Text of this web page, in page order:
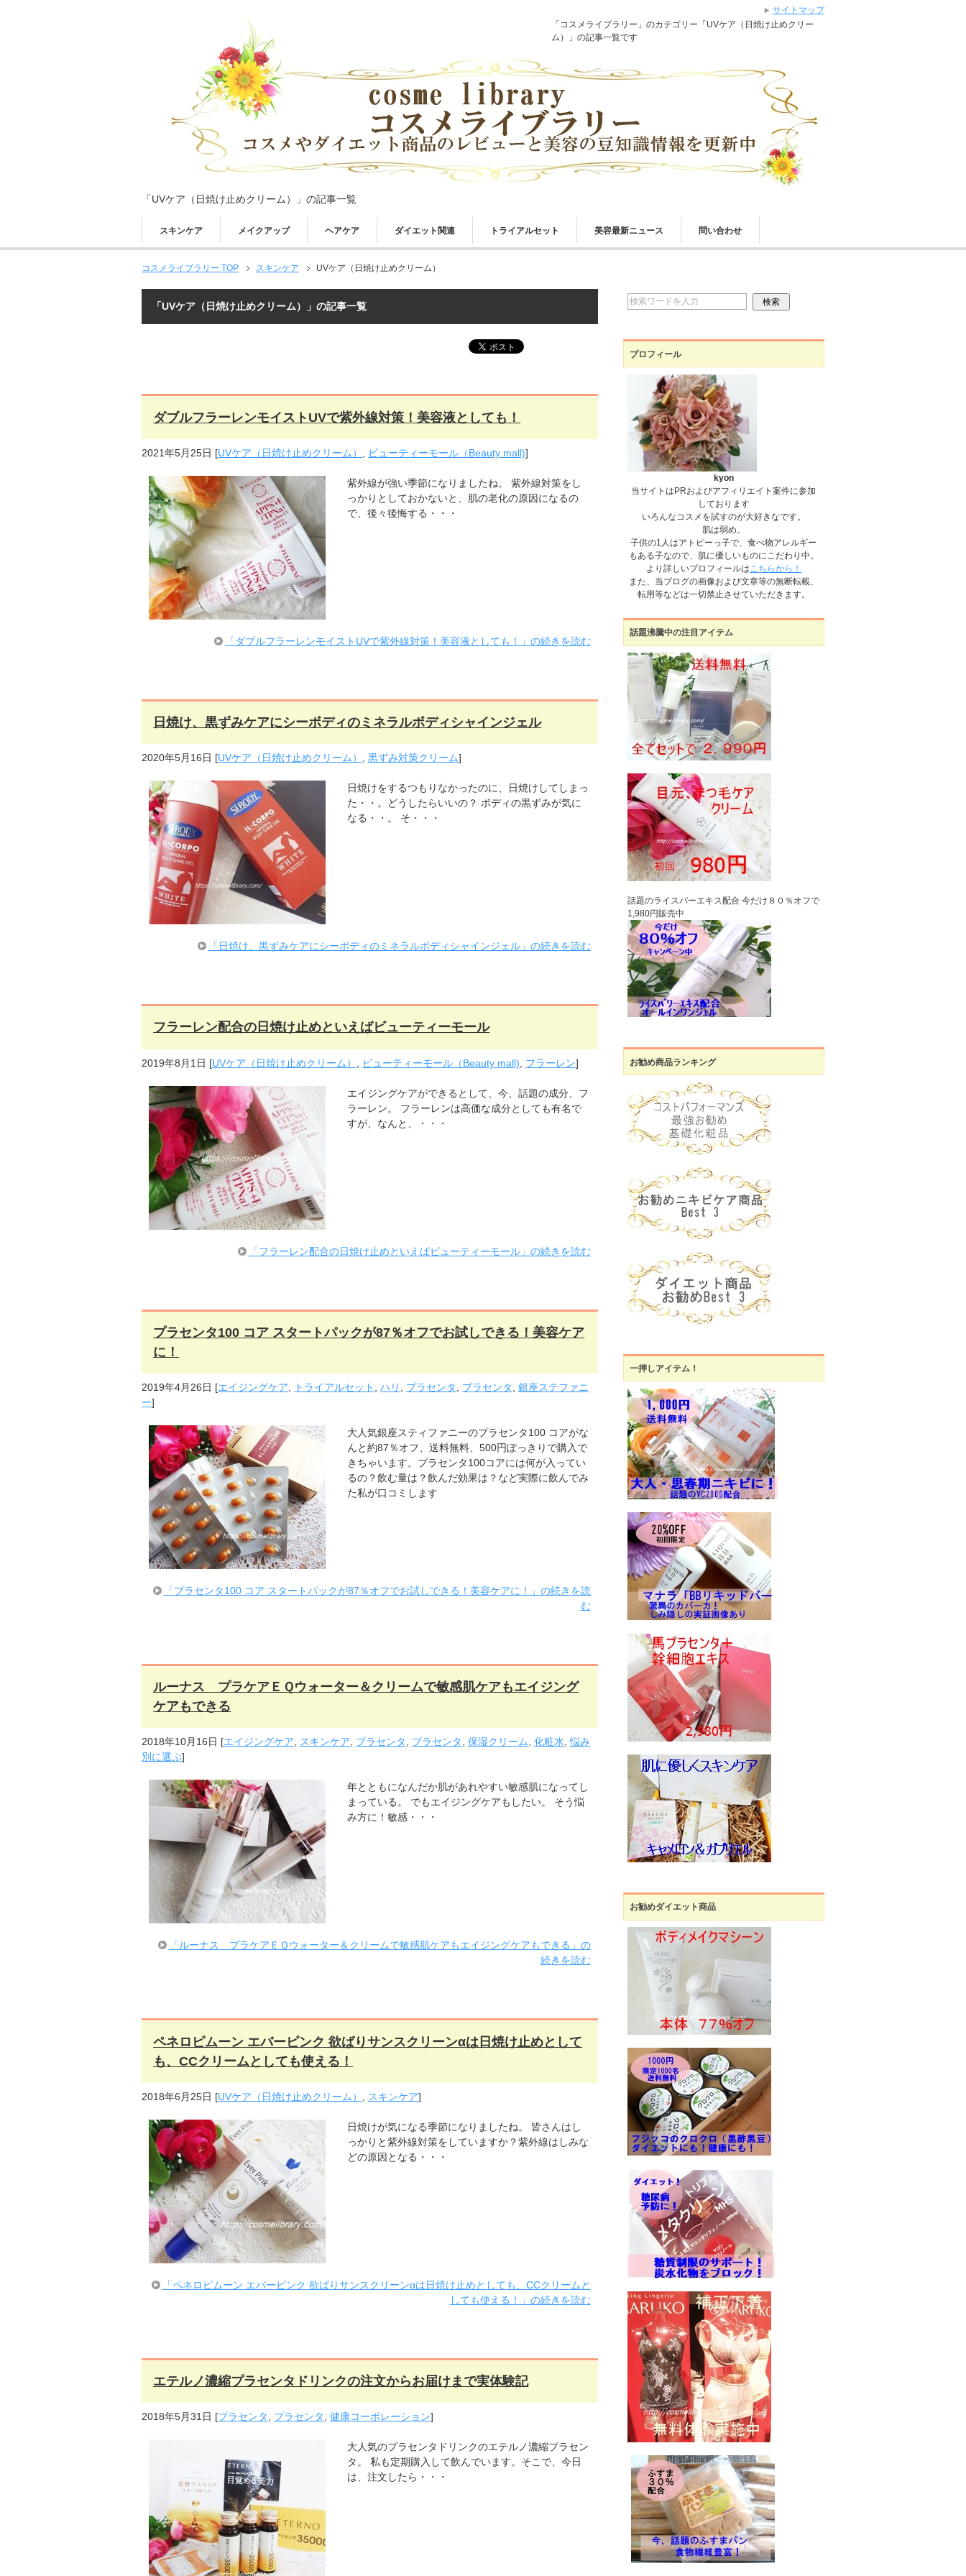
「UVケア（日焼け止めクリーム）」の記事一覧
「コスメライブラリー」のカテゴリー「UVケア（日焼け止めクリー
ム）」の記事一覧です
スキンケア メイクアップ ヘアケア ダイエット関連 トライアルセット 美容最新ニュース 問い合わせ
コスメライブラリー TOP スキンケア UVケア（日焼け止めクリーム）
「UVケア（日焼け止めクリーム）」の記事一覧
ダブルフラーレンモイストUVで紫外線対策！美容液としても！
2021年5月25日 [UVケア（日焼け止めクリーム） ビューティーモール（Beauty mall)]
紫外線が強い季節になりましたね。 紫外線対策をし
っかりとしておかないと、肌の老化の原因になるの
で、後々後悔する・・・
「ダブルフラーレンモイストUVで紫外線対策！美容液としても！」の続きを読む
日焼け、黒ずみケアにシーボディのミネラルボディシャインジェル
2020年5月16日 [UVケア（日焼け止めクリーム） 黒ずみ対策クリーム]
日焼けをするつもりなかったのに、日焼けしてしまっ
た・・。どうしたらいいの？ ボディの黒ずみが気に
なる・・。 そ・・・
「日焼け、黒ずみケアにシーボディのミネラルボディシャインジェル」の続きを読む
フラーレン配合の日焼け止めといえばビューティーモール
2019年8月1日 [UVケア（日焼け止めクリーム） ビューティーモール（Beauty mall) フラーレン]
エイジングケアができるとして、今、話題の成分、フ
ラーレン。 フラーレンは高価な成分としても有名で
すが、なんと、・・・
「フラーレン配合の日焼け止めといえばビューティーモール」の続きを読む
プラセンタ100 コア スタートパックが87％オフでお試しできる！美容ケア
に！
2019年4月26日 [エイジングケア トライアルセット ハリ プラセンタ プラセンタ
銀座ステファニ
ー]
大人気銀座スティファニーのプラセンタ100 コアがな
んと約87％オフ、送料無料、500円ぽっきりで購入で
きちゃいます。プラセンタ100コアには何が入ってい
るの？飲む量は？飲んだ効果は？など実際に飲んでみ
た私が口コミします
「プラセンタ100 コア スタートパックが87％オフでお試しできる！美容ケアに！」の続きを読
む
ルーナス プラケアＥＱウォーター＆クリームで敏感肌ケアもエイジング
ケアもできる
2018年10月16日 [エイジングケア, スキンケア, プラセンタ, プラセンタ, 保湿クリーム, 化粧水,悩み
別に選ぶ]
年とともになんだか肌があれやすい敏感肌になってし
まっている。 でもエイジングケアもしたい。 そう悩
み方に！敏感・・・
「ルーナス プラケアＥＱウォーター＆クリームで敏感肌ケアもエイジングケアもできる」の
続きを読む
ペネロピムーン エバーピンク 欲ばりサンスクリーンαは日焼け止めとして
も、CCクリームとしても使える！
2018年6月25日 [UVケア（日焼け止めクリーム） スキンケア]
日焼けが気になる季節になりましたね。 皆さんはし
っかりと紫外線対策をしていますか？紫外線はしみな
どの原因となる・・・
「ペネロピムーン エバーピンク 欲ばりサンスクリーンαは日焼け止めとしても、CCクリームと
しても使える！」の続きを読む
エテルノ濃縮プラセンタドリンクの注文からお届けまで実体験記
2018年5月31日 [プラセンタ, プラセンタ, 健康コーポレーション]
大人気のプラセンタドリンクのエテルノ濃縮プラセン
タ。 私も定期購入して飲んでいます。そこで、今日
は、注文したら・・・
プロフィール
kyon
当サイトはPRおよびアフィリエイト案件に参加
しております
いろんなコスメを試すのが大好きなです。
肌は弱め。
子供の1人はアトピーっ子で、食べ物アレルギー
もある子なので、肌に優しいものにこだわり中。
より詳しいプロフィールは こちらから！
また、当ブログの画像および文章等の無断転載、
転用等などは一切禁止させていただきます。
話題沸騰中の注目アイテム
話題のライスパーエキス配合 今だけ８０％オフで
1,980円販売中
お勧め商品ランキング
一押しアイテム！
お勧めダイエット商品
サイトマップ